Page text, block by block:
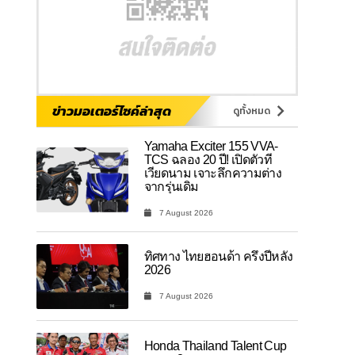
ข่าวมอเตอร์ไซค์ล่าสุด ดูทั้งหมด
Yamaha Exciter 155 VVA-
TCS ฉลอง 20 ปี! เปิดตัวที่
เวียดนาม เจาะลึกความต่าง
จากรุ่นเดิม
7 August 2026
ทิศทาง ไทยฮอนด้า ครึ่งปีหลัง
2026
7 August 2026
Honda Thailand Talent Cup